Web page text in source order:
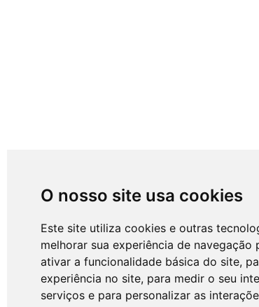
O nosso site usa cookies
Este site utiliza cookies e outras
melhorar sua experiência de
ativar a funcionalidade básica do site,
experiência no site, para medir o seu
serviços e para personalizar as